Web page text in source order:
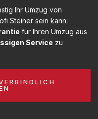
Ihr Umzug von
Steiner sein kann:
für Ihren Umzug aus
Service zu